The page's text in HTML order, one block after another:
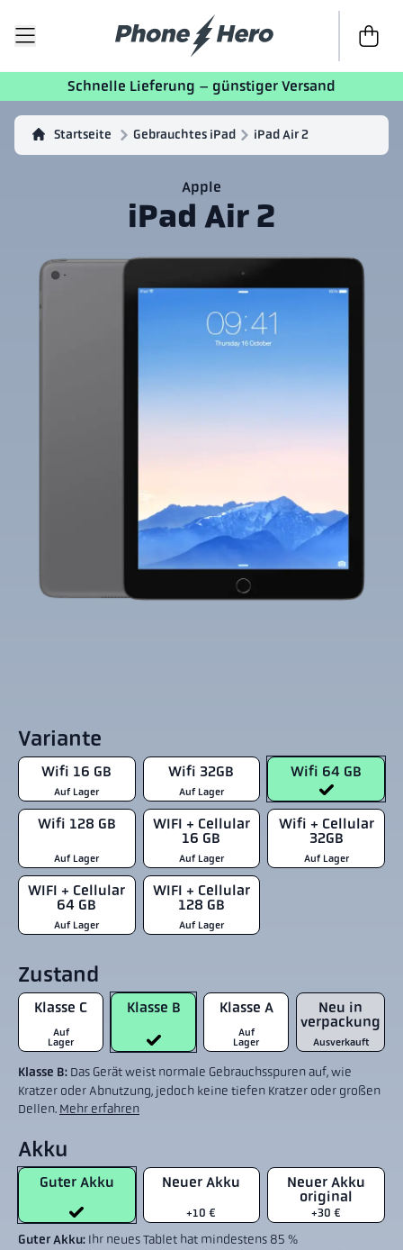
Zur Kasse
Schnelle Lieferung – günstiger Versand
Startseite Gebrauchtes iPad iPad Air 2
Apple
iPad Air 2
Variante
Wifi 16 GB
Auf Lager
Wifi 32GB
Auf Lager
Wifi 64 GB
Wifi 128 GB
Auf Lager
WIFI + Cellular
16 GB
Auf Lager
Wifi + Cellular
32GB
Auf Lager
WIFI + Cellular
64 GB
Auf Lager
WIFI + Cellular
128 GB
Auf Lager
Zustand
Klasse C
Auf
Lager
Klasse B Klasse A
Auf
Lager
Neu in
verpackung
Ausverkauft
Klasse B: Das Gerät weist normale Gebrauchsspuren auf, wie
Kratzer oder Abnutzung, jedoch keine tiefen Kratzer oder großen
Dellen. Mehr erfahren
Akku
Guter Akku Neuer Akku
+10 €
Neuer Akku
original
+30 €
Guter Akku: Ihr neues Tablet hat mindestens 85 %